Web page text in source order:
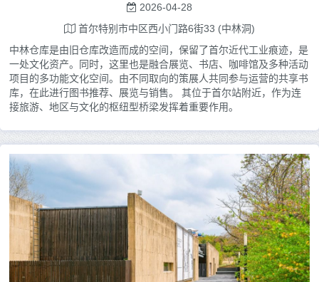
2026-04-28
首尔特别市中区西小门路6街33 (中林洞)
中林仓库是由旧仓库改造而成的空间，保留了首尔近代工业痕迹，是
一处文化资产。同时，这里也是融合展览、书店、咖啡馆及多种活动
项目的多功能文化空间。由不同取向的策展人共同参与运营的共享书
库，在此进行图书推荐、展览与销售。 其位于首尔站附近，作为连
接旅游、地区与文化的枢纽型桥梁发挥着重要作用。